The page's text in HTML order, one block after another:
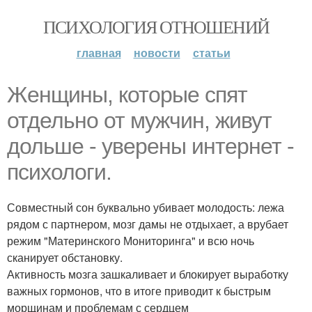
ПСИХОЛОГИЯ ОТНОШЕНИЙ
главная новости статьи
Женщины, которые спят
отдельно от мужчин, живут
дольше - уверены интернет -
психологи.
Совместный сон буквально убивает молодость: лежа
рядом с партнером, мозг дамы не отдыхает, а врубает
режим "Материнского Мониторинга" и всю ночь
сканирует обстановку.
Активность мозга зашкаливает и блокирует выработку
важных гормонов, что в итоге приводит к быстрым
морщинам и проблемам с сердцем